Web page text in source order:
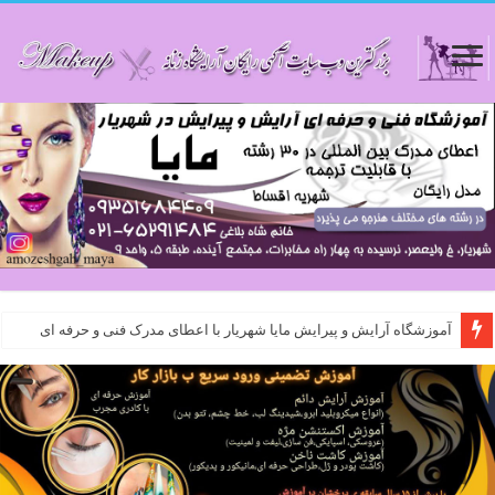
آموزشگاه آرایش و پیرایش مایا شهریار با اعطای مدرک فنی و حرفه ای